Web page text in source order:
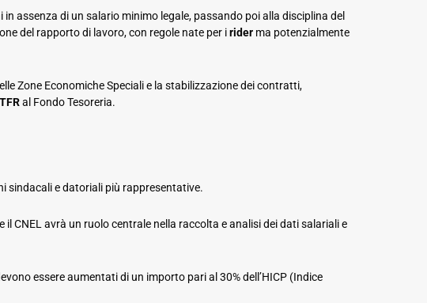
assenza di un salario minimo legale, passando poi alla disciplina del
del rapporto di lavoro, con regole nate per irider ma potenzialmente
Zone Economiche Speciali e la stabilizzazione dei contratti,
al Fondo Tesoreria.
sindacali e datoriali più rappresentative.
il CNEL avrà un ruolo centrale nella raccolta e analisi dei dati salariali e
essere aumentati di un importo pari al 30% dell’HICP (Indice